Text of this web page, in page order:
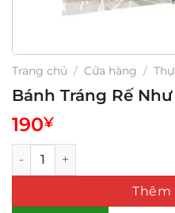
Trang chủ / Cửa hàng /
Bánh Tráng Rế
190¥
Bánh Tráng Rế Như ý 75g
Thêm